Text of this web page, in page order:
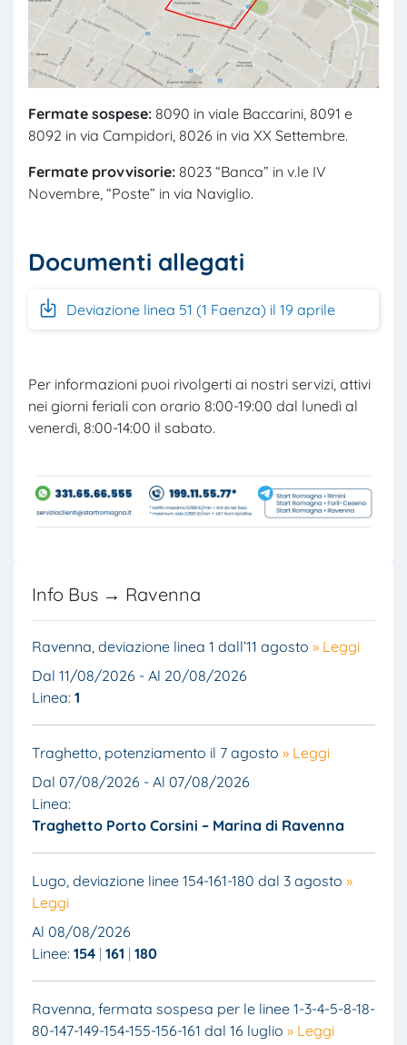
Fermate sospese: 8090 in viale Baccarini, 8091 e
8092 in via Campidori, 8026 in via XX Settembre.
Fermate provvisorie: 8023 “Banca” in v.le IV
Novembre, “Poste” in via Naviglio.
Documenti allegati
Deviazione linea 51 (1 Faenza) il 19 aprile
Per informazioni puoi rivolgerti ai nostri servizi, attivi
nei giorni feriali con orario 8:00-19:00 dal lunedì al
venerdì, 8:00-14:00 il sabato.
Info Bus → Ravenna
Ravenna, deviazione linea 1 dall’11 agosto » Leggi
Dal 11/08/2026 - Al 20/08/2026
Linea: 1
Traghetto, potenziamento il 7 agosto » Leggi
Dal 07/08/2026 - Al 07/08/2026
Linea:
Traghetto Porto Corsini – Marina di Ravenna
Lugo, deviazione linee 154-161-180 dal 3 agosto »
Leggi
Al 08/08/2026
Linee: 154 161 180
Ravenna, fermata sospesa per le linee 1-3-4-5-8-18-
80-147-149-154-155-156-161 dal 16 luglio » Leggi